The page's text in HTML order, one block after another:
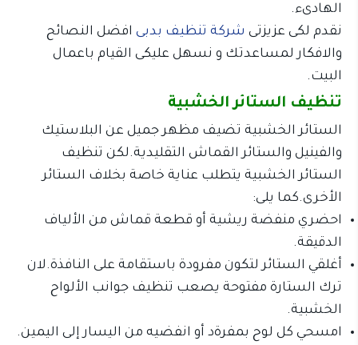
الهادىء.
نقدم لكى عزيزتى شركة تنظيف بدبى افضل النصائح
والافكار لمساعدتك و نسهل عليكى القيام باعمال
البيت.
تنظيف الستائر الخشبية
الستائر الخشبية تضيف مظهر جميل عن البلاستيك
والفينيل والستائر القماش التقليدية.لكن تنظيف
الستائر الخشبية يتطلب عناية خاصة بخلاف الستائر
الأخرى.كما يلى:
احضري منفضة ريشية أو قطعة قماش من الألياف
الدقيقة.
أغلقي الستائر لتكون مفرودة باستقامة على النافذة.لان
ترك الستارة مفتوحة يصعب تنظيف جوانب الألواح
الخشبية.
امسحي كل لوح بمفرةد أو انفضيه من اليسار إلى اليمين.